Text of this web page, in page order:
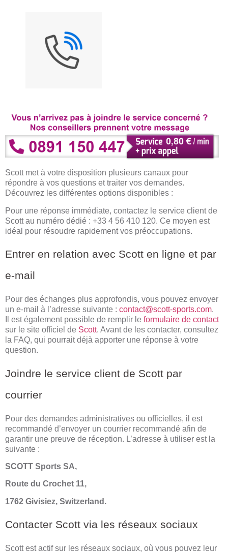
Scott met à votre disposition plusieurs canaux pour
répondre à vos questions et traiter vos demandes.
Découvrez les différentes options disponibles :
Pour une réponse immédiate, contactez le service client de
Scott au numéro dédié : +33 4 56 410 120. Ce moyen est
idéal pour résoudre rapidement vos préoccupations.
Entrer en relation avec Scott en ligne et par
e-mail
Pour des échanges plus approfondis, vous pouvez envoyer
un e-mail à l’adresse suivante : contact@scott-sports.com.
Il est également possible de remplir le formulaire de contact
sur le site officiel de Scott. Avant de les contacter, consultez
la FAQ, qui pourrait déjà apporter une réponse à votre
question.
Joindre le service client de Scott par
courrier
Pour des demandes administratives ou officielles, il est
recommandé d’envoyer un courrier recommandé afin de
garantir une preuve de réception. L’adresse à utiliser est la
suivante :
SCOTT Sports SA,
Route du Crochet 11,
1762 Givisiez, Switzerland.
Contacter Scott via les réseaux sociaux
Scott est actif sur les réseaux sociaux, où vous pouvez leur